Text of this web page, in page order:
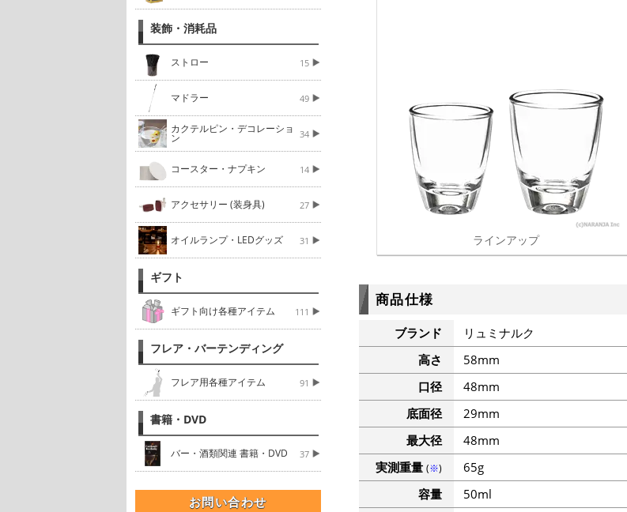
装飾・消耗品
ストロー 15
マドラー 49
カクテルピン・デコレーショ
ン 34
コースター・ナプキン 14
アクセサリー (装身具) 27
オイルランプ・LEDグッズ 31
ギフト
ギフト向け各種アイテム 111
フレア・バーテンディング
フレア用各種アイテム 91
書籍・DVD
バー・酒類関連 書籍・DVD 37
お問い合わせ
ラインアップ
商品仕様
ブランド
リュミナルク
高さ
58mm
口径
48mm
底面径
29mm
最大径
48mm
実測重量 (※)
65g
容量
50ml